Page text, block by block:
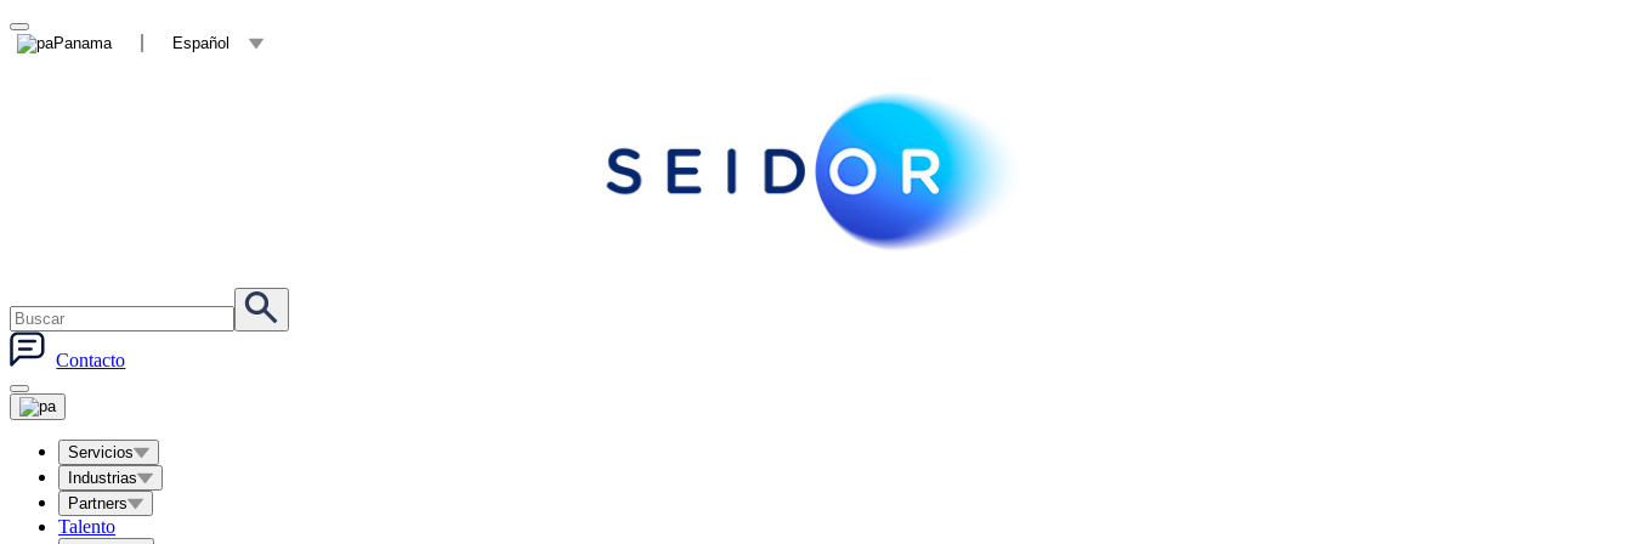
Panama Español
Contacto
Servicios
Industrias
Partners
Talento